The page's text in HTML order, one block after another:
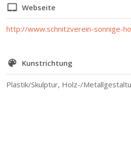
Webseite
http://www.schnitzverein-sonnige-
Kunstrichtung
Plastik/Skulptur, Holz-/